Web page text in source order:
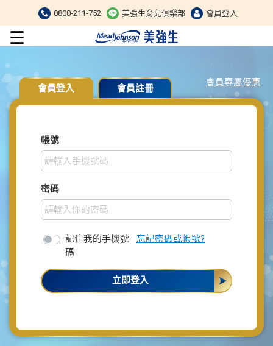
0800-211-752 美強生育兒俱樂部 會員登入
☰
會員專屬優惠
會員登入 會員註冊
帳號
密碼
記住我的手機號
碼
忘記密碼或帳號?
立即登入